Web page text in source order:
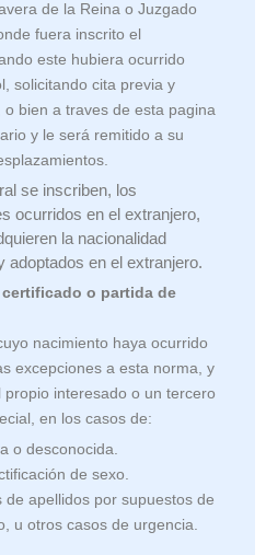
de la Reina o Juzgado
fuera inscrito el
este hubiera ocurrido
solicitando cita previa y
bien a traves de esta pagina
y le será remitido a su
se inscriben, los
ocurridos en el extranjero,
la nacionalidad
adoptados en el extranjero.
o partida de
nacimiento haya ocurrido
excepciones a esta norma, y
interesado o un tercero
en los casos de:
o desconocida.
de sexo.
de apellidos por supuestos de
u otros casos de urgencia.